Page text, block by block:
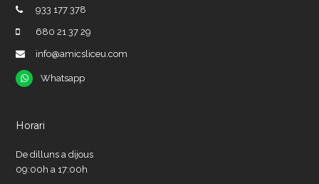
933 177 378
680 21 37 29
info@amicsliceu.com
Whatsapp
Whatsapp
Horari
De dilluns a dijous
09:00h a 17:00h